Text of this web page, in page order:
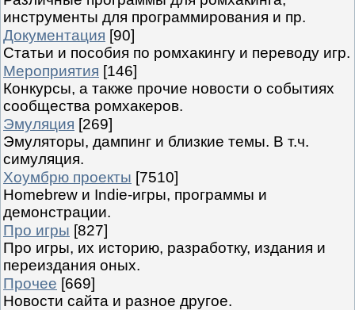
инструменты для программирования и пр.
Документация [90]
Статьи и пособия по ромхакингу и переводу игр.
Мероприятия [146]
Конкурсы, а также прочие новости о событиях
сообщества ромхакеров.
Эмуляция [269]
Эмуляторы, дампинг и близкие темы. В т.ч.
симуляция.
Хоумбрю проекты [7510]
Homebrew и Indie-игры, программы и
демонстрации.
Про игры [827]
Про игры, их историю, разработку, издания и
переиздания оных.
Прочее [669]
Новости сайта и разное другое.